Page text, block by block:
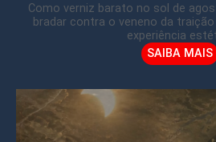
Como verniz barato no sol de
bradar contra o veneno da
experiência
SAIBA MAIS